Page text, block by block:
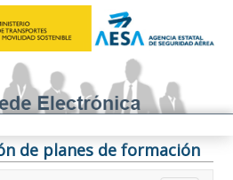
de planes de formación